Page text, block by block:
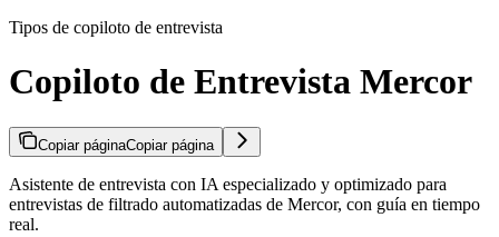
Tipos de copiloto de entrevista
Copiloto de Entrevista Mercor
Copiar páginaCopiar página
Asistente de entrevista con IA especializado y optimizado para
entrevistas de filtrado automatizadas de Mercor, con guía en tiempo
real.